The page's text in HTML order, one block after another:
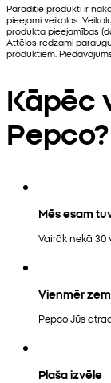
Parādītie produkti ir
pieejami veikalos.
produkta pieejamības
Attēlos redzami
produktiem.
Kāpēc
Pepco?
Mēs esam
Vairāk nekā 30
Vienmēr
Pepco Jūs
Plaša izvēle